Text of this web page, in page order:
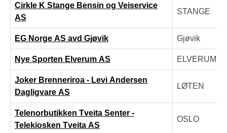
Cirkle K Stange Bensin og Veiservice
AS
STANGE
EG Norge AS avd Gjøvik Gjøvik
Nye Sporten Elverum AS ELVERUM
Joker Brenneriroa - Levi Andersen
Dagligvare AS
LØTEN
Telenorbutikken Tveita Senter -
Telekiosken Tveita AS
OSLO